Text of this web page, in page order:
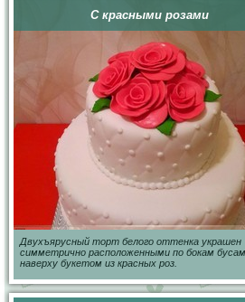
С красными розами
Двухъярусный торт белого оттенка украшен
симметрично расположенными по бокам
наверху букетом из красных роз.